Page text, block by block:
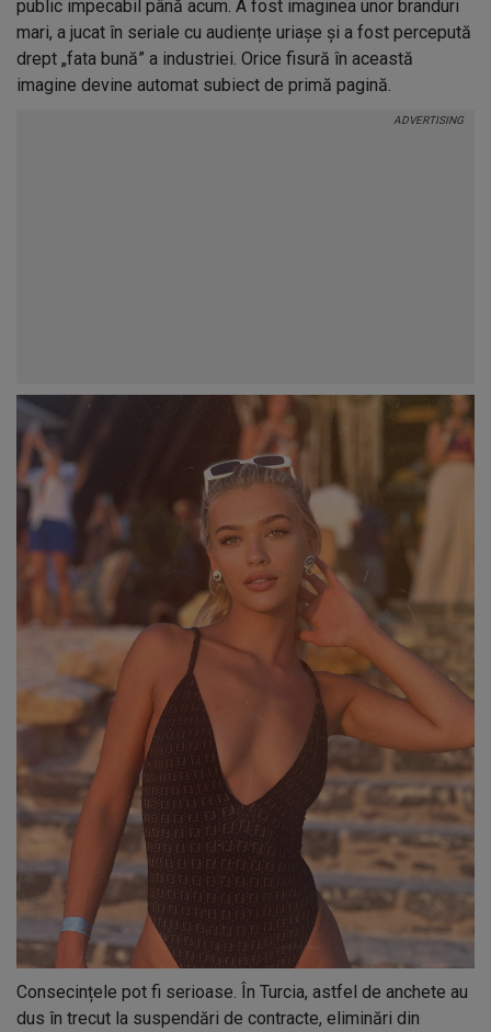
public impecabil până acum. A fost imaginea unor branduri
mari, a jucat în seriale cu audiențe uriașe și a fost percepută
drept „fata bună” a industriei. Orice fisură în această
imagine devine automat subiect de primă pagină.
Consecințele pot fi serioase. În Turcia, astfel de anchete au
dus în trecut la suspendări de contracte, eliminări din